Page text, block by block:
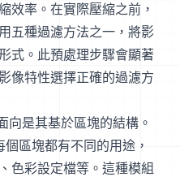
效率。在實際壓縮之前，
五種過濾方法之一，將影
式。此預處理步驟會顯著
像特性選擇正確的過濾方
是其基於區塊的結構。
區塊都有不同的用途，
色彩設定檔等。這種模組